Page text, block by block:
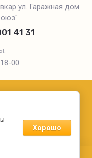
ул. Гаражная дом
41 31
00
сайты с CMS
Хорошо